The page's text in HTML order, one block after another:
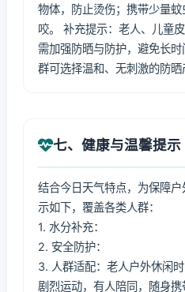
物体，防止烫伤；携带少量
咬。 补充提示：老人、儿童
需加强防晒与防护，避免长
群可选择温和、无刺激的防晒
七、健康与温馨提示
结合今日天气特点，为保障
示如下，覆盖各类人群：
1. 水分补充：
2. 安全防护：
3. 人群适配：老人户外休闲
剧烈运动，有人陪同，随身